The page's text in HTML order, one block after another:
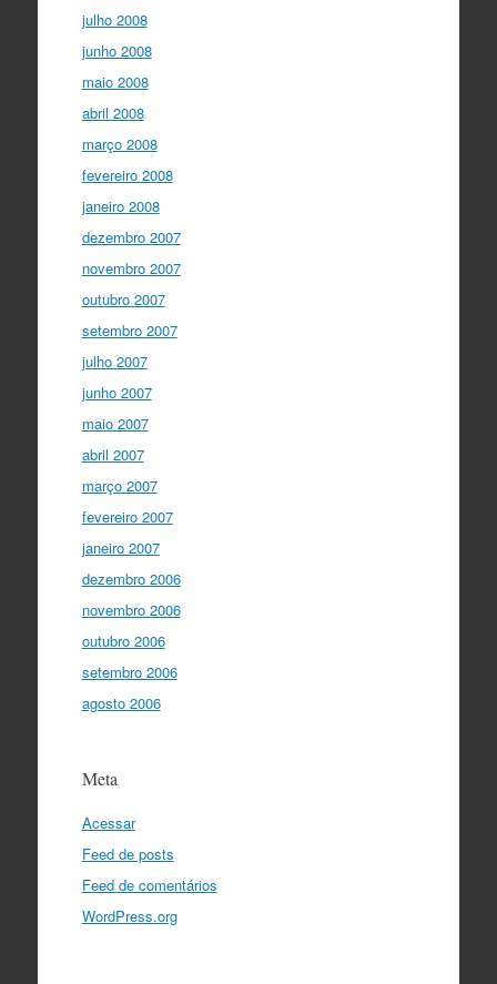
julho 2008
junho 2008
maio 2008
abril 2008
março 2008
fevereiro 2008
janeiro 2008
dezembro 2007
novembro 2007
outubro 2007
setembro 2007
julho 2007
junho 2007
maio 2007
abril 2007
março 2007
fevereiro 2007
janeiro 2007
dezembro 2006
novembro 2006
outubro 2006
setembro 2006
agosto 2006
Meta
Acessar
Feed de posts
Feed de comentários
WordPress.org